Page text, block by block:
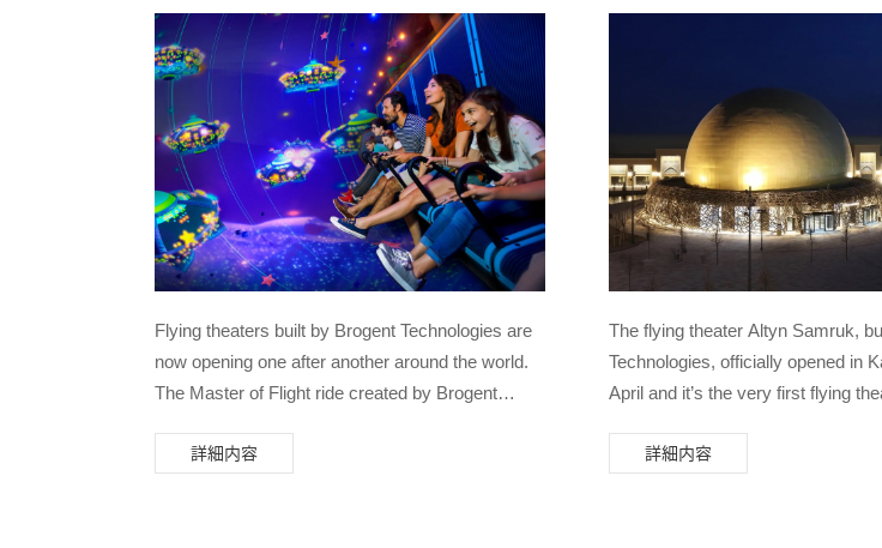
Flying theaters built by Brogent Technologies are
now opening one after another around the world.
The Master of Flight ride created by Brogent
Resort in California on May 27th. The UK’s first
詳細内容
The flying theater Altyn Samruk,
Technologies, officially opened in
April and it’s the very first flying
shopping mall Karavansaray in
詳細内容